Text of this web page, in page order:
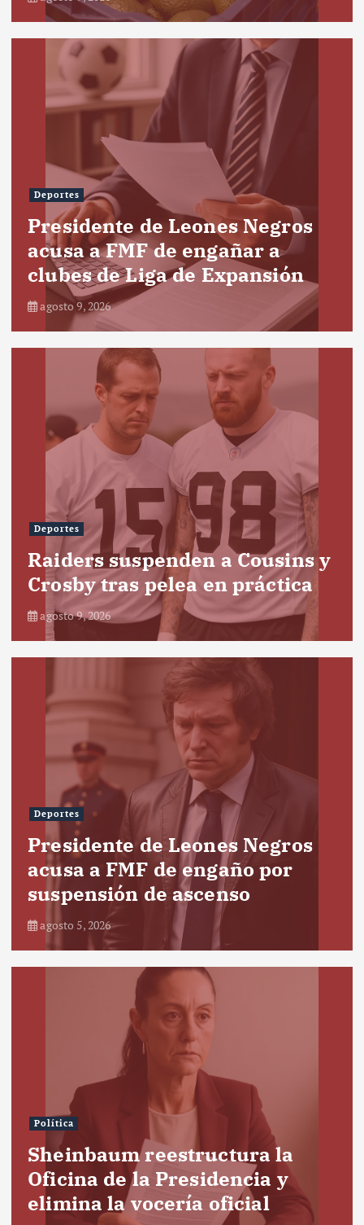
Deportes
Presidente de Leones Negros
acusa a FMF de engañar a
clubes de Liga de Expansión
agosto 9, 2026
Deportes
Raiders suspenden a Cousins y
Crosby tras pelea en práctica
agosto 9, 2026
Deportes
Presidente de Leones Negros
acusa a FMF de engaño por
suspensión de ascenso
agosto 5, 2026
Política
Sheinbaum reestructura la
Oficina de la Presidencia y
elimina la vocería oficial